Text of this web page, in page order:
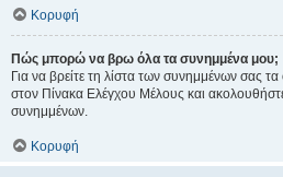
Κορυφή
Πώς μπορώ να βρω όλα τα συνημμένα μου;
Για να βρείτε τη λίστα των συνημμένων σας
στον Πίνακα Ελέγχου Μέλους και
συνημμένων.
Κορυφή